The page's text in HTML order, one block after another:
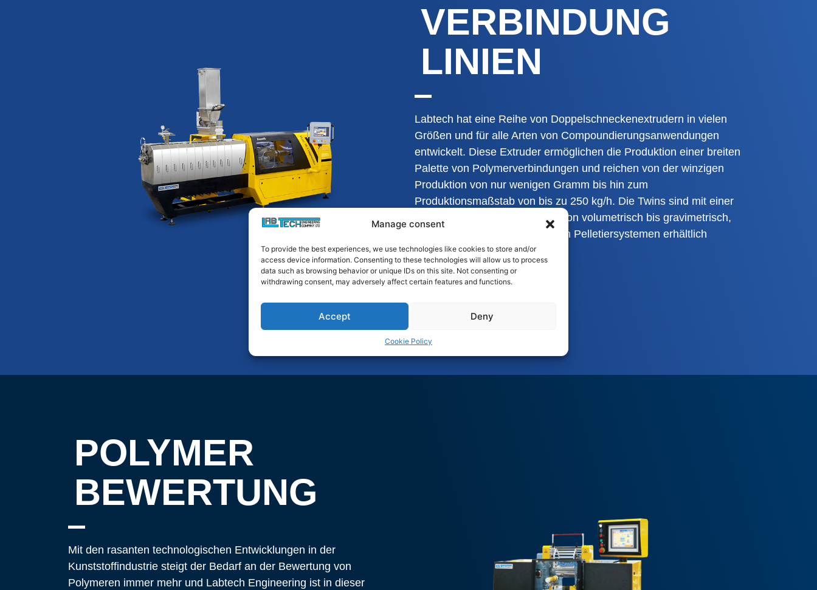
Manage consent
To provide the best experiences, we use technologies like cookies to store and/or
access device information. Consenting to these technologies will allow us to process
data such as browsing behavior or unique IDs on this site. Not consenting or
withdrawing consent, may adversely affect certain features and functions.
Accept Deny
Cookie Policy
VERBINDUNG
LINIEN
Labtech hat eine Reihe von Doppelschneckenextrudern in vielen
Größen und für alle Arten von Compoundierungsanwendungen
entwickelt. Diese Extruder ermöglichen die Produktion einer breiten
Palette von Polymerverbindungen und reichen von der winzigen
Produktion von nur wenigen Gramm bis hin zum
Produktionsmaßstab von bis zu 250 kg/h. Die Twins sind mit einer
Vielzahl von Zuführsystemen, von volumetrisch bis gravimetrisch,
und mit vielen nachgeschalteten Pelletiersystemen erhältlich
MORE DETAILS
POLYMER
BEWERTUNG
Mit den rasanten technologischen Entwicklungen in der
Kunststoffindustrie steigt der Bedarf an der Bewertung von
Polymeren immer mehr und Labtech Engineering ist in dieser